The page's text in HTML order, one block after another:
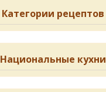
Категории рецептов
Национальные кухни